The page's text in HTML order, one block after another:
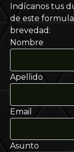
Sistema
de
32 bits
CPU:
RAM: Al
GPU
Sistema
ChromeOS:
Indícanos tus
de este
brevedad:
Nombre
Apellido
Email
Asunto